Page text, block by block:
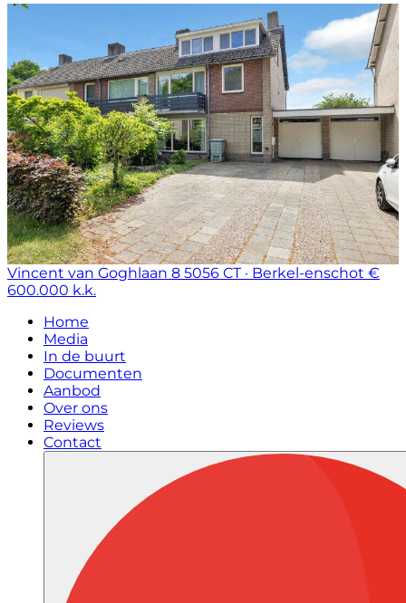
Vincent van Goghlaan 8 5056 CT · Berkel-enschot €
600.000 k.k.
Home
Media
In de buurt
Documenten
Aanbod
Over ons
Reviews
Contact